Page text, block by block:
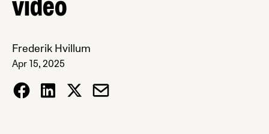
video
Frederik Hvillum
Apr 15, 2025